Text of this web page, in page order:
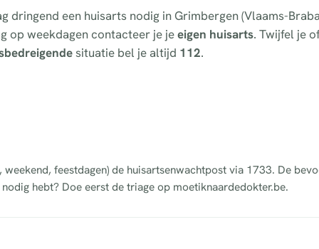
dringend een huisarts nodig in Grimbergen (Vlaams-
op weekdagen contacteer je jeeigen huisarts. Twijfel je
situatie bel je altijd 112.
feestdagen) de huisartsenwachtpost via 1733. De
hebt? Doe eerst de triage op moetiknaardedokter.be.